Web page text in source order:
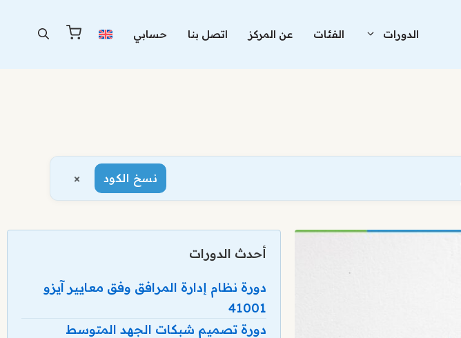
الدورات الفئات عن المركز اتصل بنا حسابي
نسخ الكود ×
أحدث الدورات
دورة نظام إدارة المرافق وفق معايير آيزو
41001
دورة تصميم شبكات الجهد المتوسط